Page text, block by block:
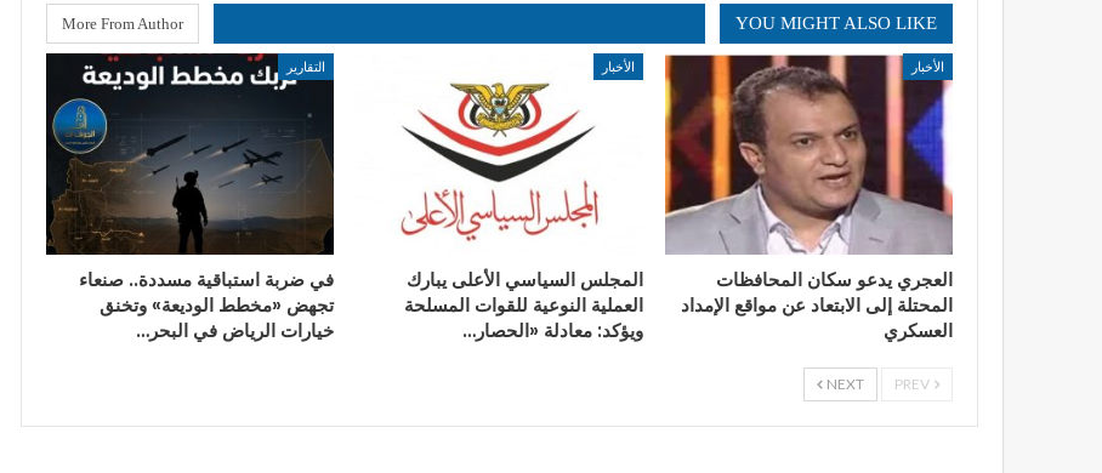
YOU MIGHT ALSO LIKE
More From Author
الأخبار
العجري يدعو سكان المحافظات
المحتلة إلى الابتعاد عن مواقع الإمداد
العسكري
الأخبار
المجلس السياسي الأعلى يبارك
العملية النوعية للقوات المسلحة
ويؤكد: معادلة «الحصار…
التقارير
في ضربة استباقية مسددة.. صنعاء
تجهض «مخطط الوديعة» وتخنق
خيارات الرياض في البحر…
NEXT